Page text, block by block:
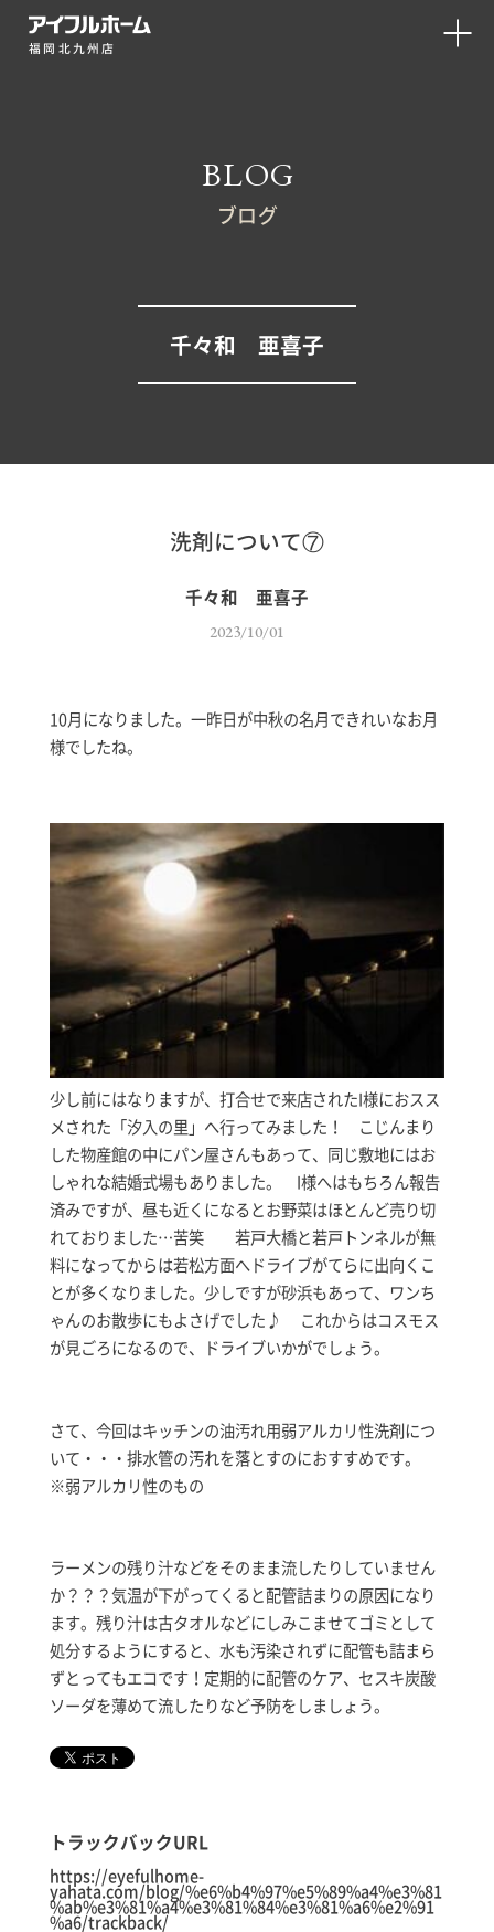
福岡北九州店
BLOG
ブログ
千々和 亜喜子
洗剤について⑦
千々和 亜喜子
2023/10/01
10月になりました。一昨日が中秋の名月できれいなお月
様でしたね。
少し前にはなりますが、打合せで来店されたI様におスス
メされた「汐入の里」へ行ってみました！ こじんまり
した物産館の中にパン屋さんもあって、同じ敷地にはお
しゃれな結婚式場もありました。 I様へはもちろん報告
済みですが、昼も近くになるとお野菜はほとんど売り切
れておりました…苦笑 若戸大橋と若戸トンネルが無
料になってからは若松方面へドライブがてらに出向くこ
とが多くなりました。少しですが砂浜もあって、ワンち
ゃんのお散歩にもよさげでした♪ これからはコスモス
が見ごろになるので、ドライブいかがでしょう。
さて、今回はキッチンの油汚れ用弱アルカリ性洗剤につ
いて・・・排水管の汚れを落とすのにおすすめです。
※弱アルカリ性のもの
ラーメンの残り汁などをそのまま流したりしていません
か？？？気温が下がってくると配管詰まりの原因になり
ます。残り汁は古タオルなどにしみこませてゴミとして
処分するようにすると、水も汚染されずに配管も詰まら
ずとってもエコです！定期的に配管のケア、セスキ炭酸
ソーダを薄めて流したりなど予防をしましょう。
トラックバックURL
https://eyefulhome-
yahata.com/blog/%e6%b4%97%e5%89%a4%e3%81
%ab%e3%81%a4%e3%81%84%e3%81%a6%e2%91
%a6/trackback/